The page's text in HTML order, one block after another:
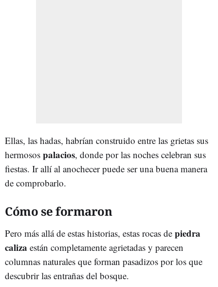
Ellas, las hadas, habrían construido entre las grietas sus
hermosos palacios, donde por las noches celebran sus
fiestas. Ir allí al anochecer puede ser una buena manera
de comprobarlo.
Cómo se formaron
Pero más allá de estas historias, estas rocas de piedra
caliza están completamente agrietadas y parecen
columnas naturales que forman pasadizos por los que
descubrir las entrañas del bosque.